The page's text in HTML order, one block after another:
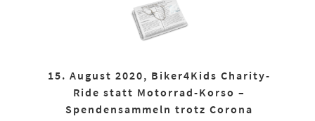
15. August 2020, Biker4Kids Charity-
Ride statt Motorrad-Korso –
Spendensammeln trotz Corona